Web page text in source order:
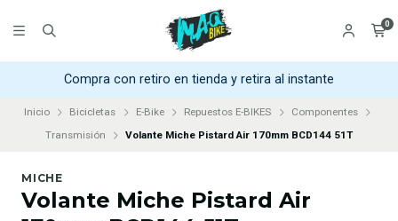
0
Compra con retiro en tienda y retira al instante
Inicio Bicicletas E-Bike Repuestos E-BIKES
Componentes
Transmisión
Volante Miche Pistard Air 170mm BCD144 51T
MICHE
Volante Miche Pistard Air